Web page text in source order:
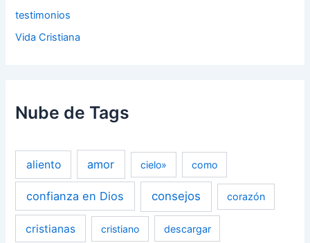
testimonios
Vida Cristiana
Nube de Tags
aliento amor cielo» como
confianza en Dios consejos corazón
cristianas cristiano descargar